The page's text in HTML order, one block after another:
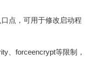
点，可用于修改启动程
、forceencrypt等限制，